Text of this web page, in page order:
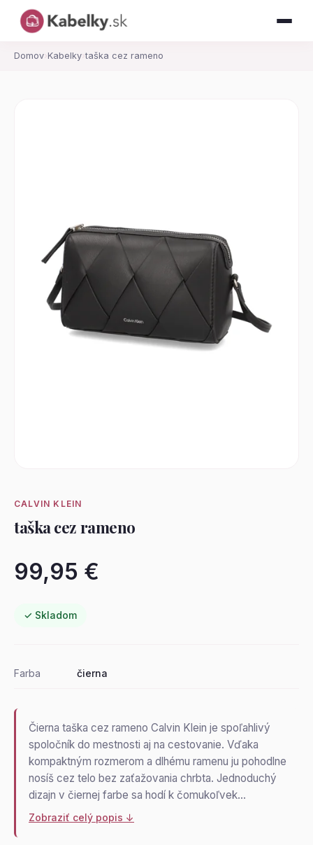
Domov› Kabelky›taška cez rameno
CALVIN KLEIN
taška cez rameno
99,95 €
✓ Skladom
Farba čierna
Čierna taška cez rameno Calvin Klein je spoľahlivý
spoločník do mestnosti aj na cestovanie. Vďaka
kompaktným rozmerom a dlhému ramenu ju pohodlne
nosíš cez telo bez zaťažovania chrbta. Jednoduchý
dizajn v čiernej farbe sa hodí k čomukoľvek…
Zobraziť celý popis ↓